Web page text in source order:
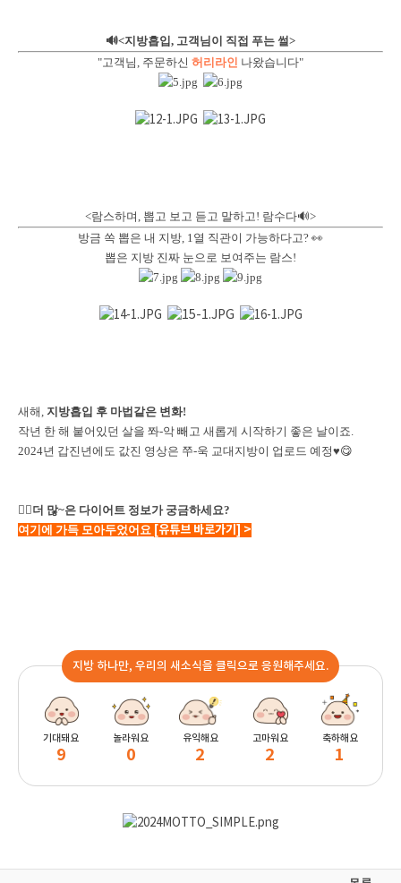
🔊<지방흡입, 고객님이 직접 푸는 썰>
"고객님, 주문하신 허리라인 나왔습니다"
<람스하며, 뽑고 보고 듣고 말하고! 람수다🔊>
방금 쏙 뽑은 내 지방, 1열 직관이 가능하다고? 👀
뽑은 지방 진짜 눈으로 보여주는 람스!
새해, 지방흡입 후 마법같은 변화!
작년 한 해 붙어있던 살을 쫘-악 빼고 새롭게 시작하기 좋은 날이죠.
2024년 갑진년에도 값진 영상은 쭈-욱 교대지방이 업로드 예정♥😋
✋🏻 더 많~은 다이어트 정보가 궁금하세요?
여기에 가득 모아두었어요 [유튜브 바로가기] >
지방 하나만, 우리의 새소식을 클릭으로 응원해주세요.
기대돼요
9
놀라워요
0
유익해요
2
고마워요
2
축하해요
1